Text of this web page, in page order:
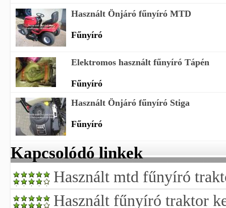
Használt Önjáró fűnyíró MTD
Fűnyíró
Elektromos használt fűnyíró Tápén
Fűnyíró
Használt Önjáró fűnyíró Stiga
Fűnyíró
Kapcsolódó linkek
Használt mtd fűnyíró
Használt fűnyíró traktor